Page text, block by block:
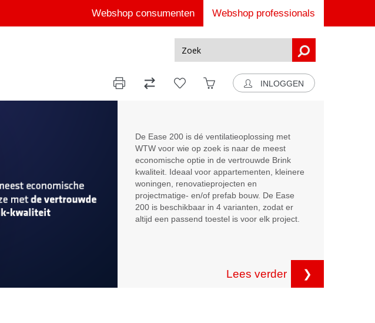
Webshop consumenten Webshop professionals
INLOGGEN
De Ease 200 is dé ventilatieoplossing met
WTW voor wie op zoek is naar de meest
economische optie in de vertrouwde Brink
kwaliteit. Ideaal voor appartementen, kleinere
woningen, renovatieprojecten en
projectmatige- en/of prefab bouw. De Ease
200 is beschikbaar in 4 varianten, zodat er
altijd een passend toestel is voor elk project.
Lees verder ❯